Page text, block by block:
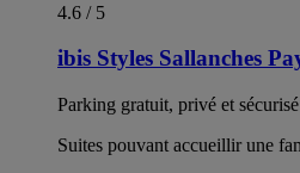
4.6 / 5
ibis Styles Sallanches
Parking gratuit, privé et sécurisé
Suites pouvant accueillir une